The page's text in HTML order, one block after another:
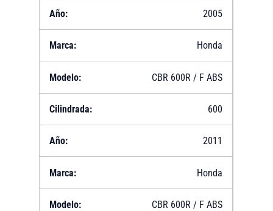
2005
Honda
CBR 600R / F ABS
600
2011
Honda
CBR 600R / F ABS